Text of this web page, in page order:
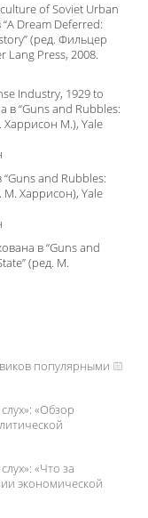
of Soviet Urban
Dream Deferred:
(ред. Фильцер
Lang Press, 2008.
Industry, 1929 to
в “Guns and Rubbles:
Харрисон М.), Yale
and Rubbles:
М. Харрисон), Yale
в “Guns and
(ред. М.
популярными
«Обзор
«Что за
экономической